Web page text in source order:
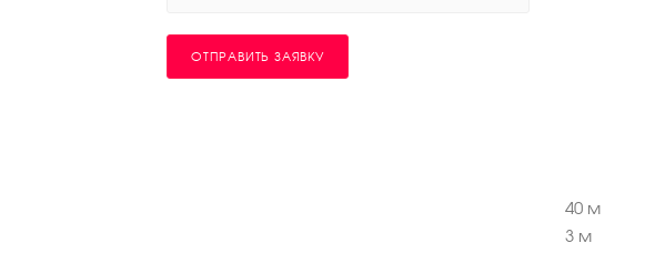
ОТПРАВИТЬ ЗАЯВКУ
40м
3м